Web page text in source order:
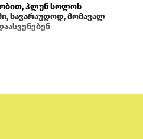
ჰლუნ სოლოს
სავარაუდოდ, მომავალ